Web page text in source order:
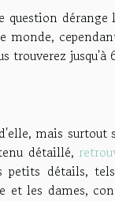
jusqu'à
mais
détaillé,
détails,
les dames,